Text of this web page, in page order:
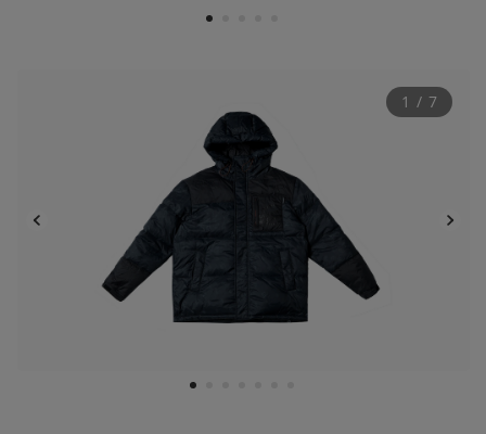
1
1
1 / 7